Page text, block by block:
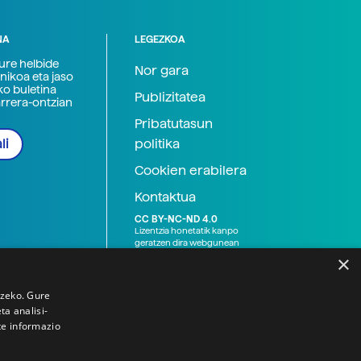
helbide
eta jaso
buletina
ontzian
LEGEZKOA
Nor gara
Publizitatea
Pribatutasun
politika
Cookien erabilera
Kontaktua
CC BY-NC-ND 4.0
Lizentzia honetatik kanpo
geratzen dira webgunean
×
Gure
analisi-
informazio